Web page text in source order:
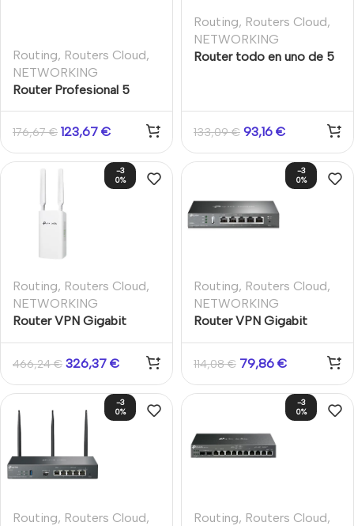
Routing, Routers Cloud,
NETWORKING
Router Profesional 5
múltiple PYMES VPN
Portal Cautivo
176,67€ 123,67 €
Routing, Routers Cloud,
NETWORKING
Router todo en uno de 5
133,09€ 93,16 €
-3
0%
Routing, Routers Cloud,
NETWORKING
Router VPN Gigabit
6 AX3000
Interior/Exterior
466,24€ 326,37 €
-3
0%
Routing, Routers Cloud,
NETWORKING
Router VPN Gigabit
114,08€ 79,86 €
-3
0%
Routing, Routers Cloud,
-3
0%
Routing, Routers Cloud,